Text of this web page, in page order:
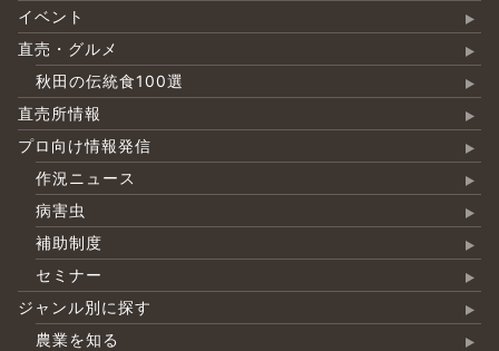
イベント
直売・グルメ
秋田の伝統食100選
直売所情報
プロ向け情報発信
作況ニュース
病害虫
補助制度
セミナー
ジャンル別に探す
農業を知る